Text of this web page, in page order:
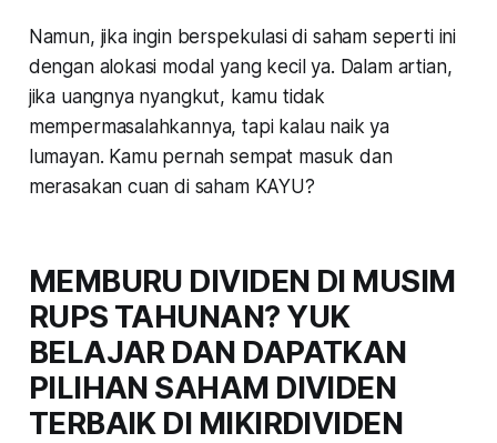
Namun, jika ingin berspekulasi di saham seperti ini
dengan alokasi modal yang kecil ya. Dalam artian,
jika uangnya nyangkut, kamu tidak
mempermasalahkannya, tapi kalau naik ya
lumayan. Kamu pernah sempat masuk dan
merasakan cuan di saham KAYU?
MEMBURU DIVIDEN DI MUSIM
RUPS TAHUNAN? YUK
BELAJAR DAN DAPATKAN
PILIHAN SAHAM DIVIDEN
TERBAIK DI MIKIRDIVIDEN